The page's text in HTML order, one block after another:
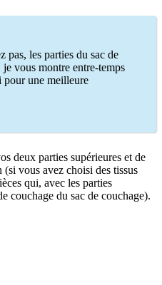
pas, les parties du sac de
je vous montre entre-temps
pour une meilleure
deux parties supérieures et de
(si vous avez choisi des tissus
qui, avec les parties
couchage du sac de couchage).